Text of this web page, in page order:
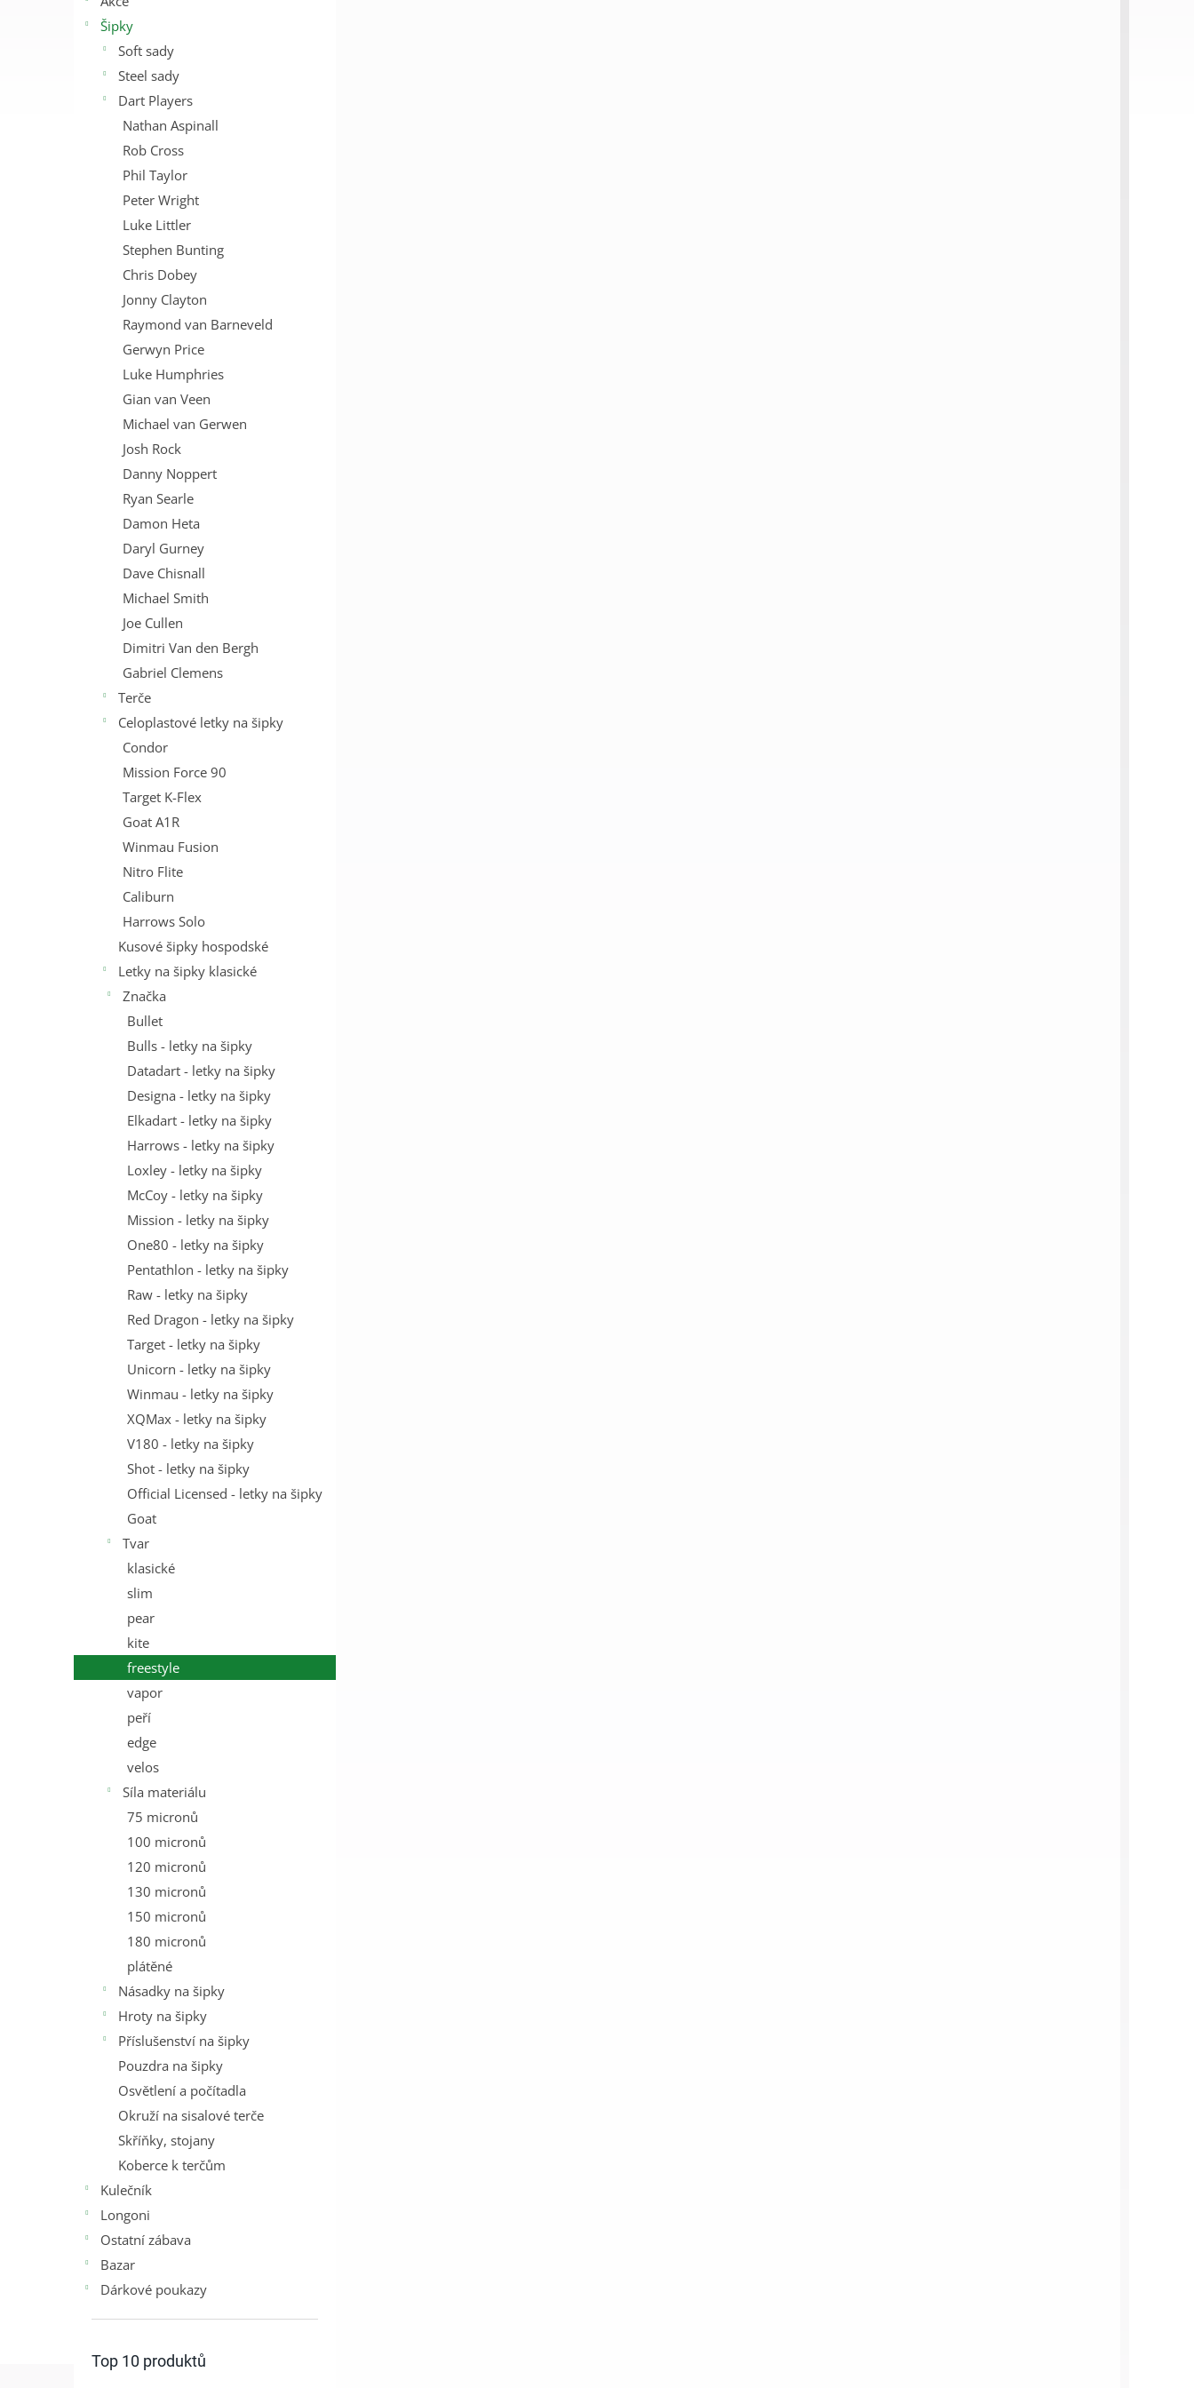
Šipky
Soft sady
Steel sady
Dart Players
Nathan Aspinall
Rob Cross
Phil Taylor
Peter Wright
Luke Littler
Stephen Bunting
Chris Dobey
Jonny Clayton
Raymond van Barneveld
Gerwyn Price
Luke Humphries
Gian van Veen
Michael van Gerwen
Josh Rock
Danny Noppert
Ryan Searle
Damon Heta
Daryl Gurney
Dave Chisnall
Michael Smith
Joe Cullen
Dimitri Van den Bergh
Gabriel Clemens
Terče
Celoplastové letky na šipky
Condor
Mission Force 90
Target K-Flex
Goat A1R
Winmau Fusion
Nitro Flite
Caliburn
Harrows Solo
Kusové šipky hospodské
Letky na šipky klasické
Značka
Bullet
Bulls - letky na šipky
Datadart - letky na šipky
Designa - letky na šipky
Elkadart - letky na šipky
Harrows - letky na šipky
Loxley - letky na šipky
McCoy - letky na šipky
Mission - letky na šipky
One80 - letky na šipky
Pentathlon - letky na šipky
Raw - letky na šipky
Red Dragon - letky na šipky
Target - letky na šipky
Unicorn - letky na šipky
Winmau - letky na šipky
XQMax - letky na šipky
V180 - letky na šipky
Shot - letky na šipky
Official Licensed - letky na šipky
Goat
Tvar
klasické
slim
pear
kite
freestyle
vapor
peří
edge
velos
Síla materiálu
75 micronů
100 micronů
120 micronů
130 micronů
150 micronů
180 micronů
plátěné
Násadky na šipky
Hroty na šipky
Příslušenství na šipky
Pouzdra na šipky
Osvětlení a počítadla
Okruží na sisalové terče
Skříňky, stojany
Koberce k terčům
Kulečník
Longoni
Ostatní zábava
Bazar
Dárkové poukazy
Top 10 produktů